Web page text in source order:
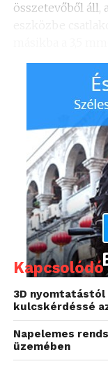
összetevőből áll,
eszközbe
MagJack-nek
3D
kulcskérdéssé
Napelemes
üzemében